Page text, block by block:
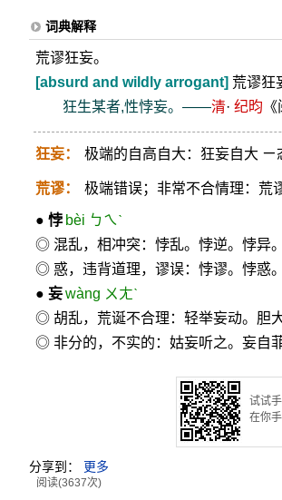
词典解释
荒谬狂妄。
[absurd and wildly arrogant] 荒谬狂
狂生某者,性悖妄。——清· 纪昀
狂妄： 极端的自高自大：狂妄自大 ㄧ
荒谬： 极端错误；非常不合情理：荒
● 悖 bèi ㄅㄟˋ
◎ 混乱，相冲突：悖乱。悖逆。悖异
◎ 惑，违背道理，谬误：悖谬。悖惑。
● 妄 wàng ㄨㄤˋ
◎ 胡乱，荒诞不合理：轻举妄动。胆
◎ 非分的，不实的：姑妄听之。妄自
试试
在你
分享到： 更多
阅读(3637次)